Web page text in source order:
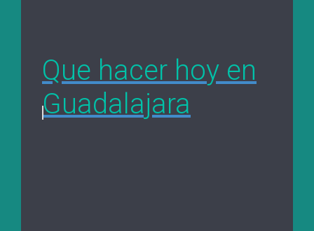
Que hacer hoy en
Guadalajara